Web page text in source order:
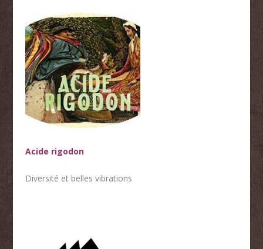
Acide rigodon
Diversité et belles vibrations